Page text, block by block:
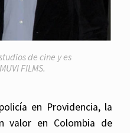
de cine y es
FILMS.
en Providencia, la
valor en Colombia de